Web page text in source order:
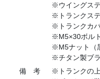
※ウイングス
※トランクス
※トランクカ
※M5×30ボル
※M5ナット（
※チタン製ブ
備 考
※トランクの